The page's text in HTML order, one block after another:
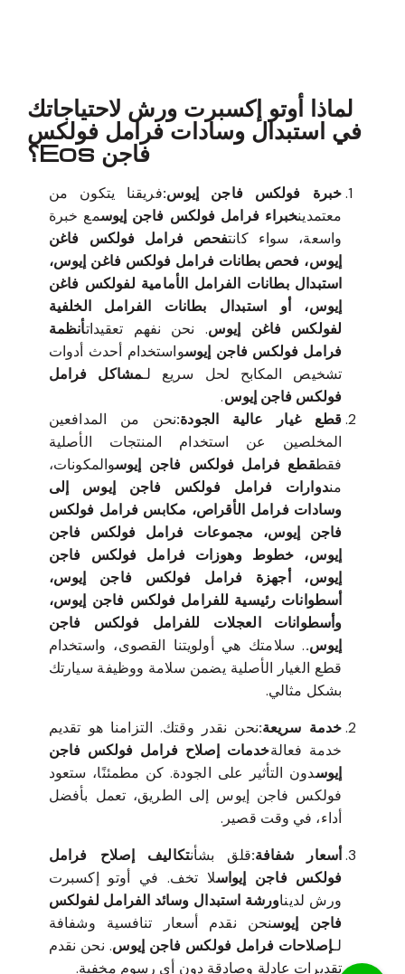
لماذا أوتو إكسبرت ورش لاحتياجاتك
في استبدال وسادات فرامل فولكس
فاجن Eos؟
خبرة فولكس فاجن إيوس:فريقنا يتكون من
معتمدينخبراء فرامل فولكس فاجن إيوسمع خبرة
واسعة، سواء كانتفحص فرامل فولكس فاغن
إيوس، فحص بطانات فرامل فولكس فاغن إيوس،
استبدال بطانات الفرامل الأمامية لفولكس فاغن
إيوس، أو استبدال بطانات الفرامل الخلفية
لفولكس فاغن إيوس. نحن نفهم تعقيداتأنظمة
فرامل فولكس فاجن إيوسواستخدام أحدث أدوات
تشخيص المكابح لحل سريع لـمشاكل فرامل
فولكس فاجن إيوس.
قطع غيار عالية الجودة:نحن من المدافعين
المخلصين عن استخدام المنتجات الأصلية
فقطقطع فرامل فولكس فاجن إيوسوالمكونات،
مندوارات فرامل فولكس فاجن إيوس إلى
وسادات فرامل الأقراص، مكابس فرامل فولكس
فاجن إيوس، مجموعات فرامل فولكس فاجن
إيوس، خطوط وهوزات فرامل فولكس فاجن
إيوس، أجهزة فرامل فولكس فاجن إيوس،
أسطوانات رئيسية للفرامل فولكس فاجن إيوس،
وأسطوانات العجلات للفرامل فولكس فاجن
إيوس.. سلامتك هي أولويتنا القصوى، واستخدام
قطع الغيار الأصلية يضمن سلامة ووظيفة سيارتك
بشكل مثالي.
خدمة سريعة:نحن نقدر وقتك. التزامنا هو تقديم
خدمة فعالةخدمات إصلاح فرامل فولكس فاجن
إيوسدون التأثير على الجودة. كن مطمئنًا، ستعود
فولكس فاجن إيوس إلى الطريق، تعمل بأفضل
أداء، في وقت قصير.
أسعار شفافة:قلق بشأنتكاليف إصلاح فرامل
فولكس فاجن إيواسلا تخف. في أوتو إكسبرت
ورش لديناورشة استبدال وسائد الفرامل لفولكس
فاجن إيوسنحن نقدم أسعار تنافسية وشفافة
لـإصلاحات فرامل فولكس فاجن إيوس. نحن نقدم
تقديرات عادلة وصادقة دون أي رسوم مخفية.